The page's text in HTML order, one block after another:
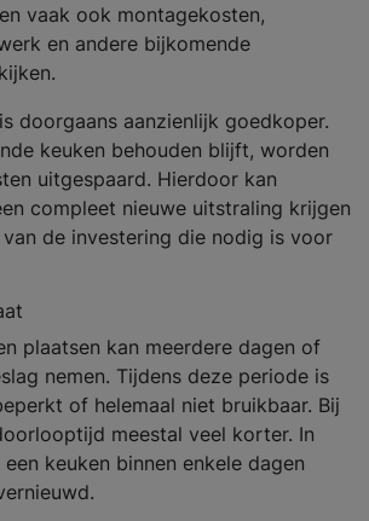
vaak ook montagekosten,
en andere bijkomende
doorgaans aanzienlijk goedkoper.
keuken behouden blijft, worden
uitgespaard. Hierdoor kan
compleet nieuwe uitstraling krijgen
de investering die nodig is voor
plaatsen kan meerdere dagen of
nemen. Tijdens deze periode is
of helemaal niet bruikbaar. Bij
meestal veel korter. In
keuken binnen enkele dagen